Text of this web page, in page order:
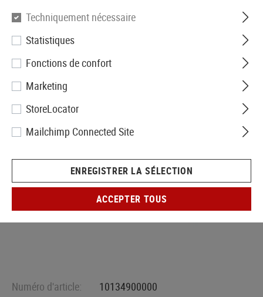
XMPB5 10.8mm Rubber
Grenade 5rds
Numéro d'article:
10134900000
Techniquement nécessaire
Statistiques
Fonctions de confort
Marketing
StoreLocator
Mailchimp Connected Site
ENREGISTRER LA SÉLECTION
ACCEPTER TOUS